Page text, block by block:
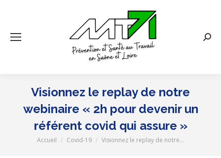
Visionnez le replay de notre
webinaire « 2h pour devenir un
référent covid qui assure »
Vous êtes ici :
Accueil Covid-19 Visionnez le replay de notre…